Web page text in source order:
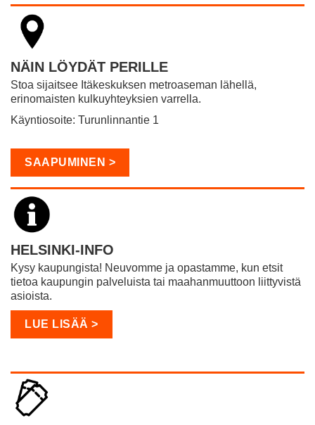
NÄIN LÖYDÄT PERILLE
Stoa sijaitsee Itäkeskuksen metroaseman lähellä,
erinomaisten kulkuyhteyksien varrella.
Käyntiosoite: Turunlinnantie 1
SAAPUMINEN >
HELSINKI-INFO
Kysy kaupungista! Neuvomme ja opastamme, kun etsit
tietoa kaupungin palveluista tai maahanmuuttoon liittyvistä
asioista.
LUE LISÄÄ >